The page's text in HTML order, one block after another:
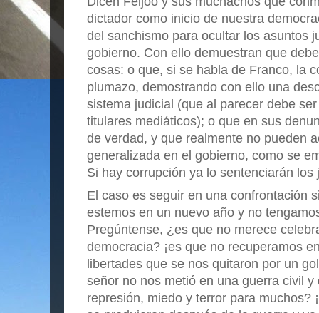
dictador como inicio de nuestra
del sanchismo para ocultar los asuntos
gobierno. Con ello demuestran que
cosas: o que, si se habla de Franco, la
plumazo, demostrando con ello una
sistema judicial (que al parecer debe
titulares mediáticos); o que en sus
de verdad, y que realmente no pueden
generalizada en el gobierno, como se
Si hay corrupción ya lo sentenciarán los
El caso es seguir en una confrontación
estemos en un nuevo año y no
Pregúntense, ¿es que no merece
democracia? ¡es que no recuperamos
libertades que se nos quitaron por un
señor no nos metió en una guerra civil
represión, miedo y terror para muchos?